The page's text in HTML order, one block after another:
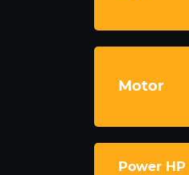
Motor
Power HP